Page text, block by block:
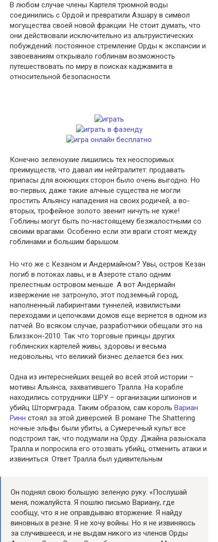
В любом случае члены Картеля трюмной воды
соединились с Ордой и превратили Азшару в символ
могущества своей новой фракции. Не стоит думать, что
они действовали исключительно из альтруистических
побуждений: постоянное стремление Орды к экспансии и
завоеваниям открывало гоблинам возможность
путешествовать по миру в поисках каджамита в
относительной безопасности.
Конечно зеленоухие лишились тех неоспоримых
преимуществ, что давал им нейтралитет: продавать
припасы для воюющих сторон было очень выгодно. Но
во-первых, даже такие алчные существа не могли
простить Альянсу нападения на своих родичей, а во-
вторых, трофейное золото звенит ничуть не хуже!
Гоблины могут быть по-настоящему безжалостными со
своими врагами. Особенно если эти враги стоят между
гоблинами и большим барышом.
Но что же с Кезаном и Андермайном? Увы, остров Кезан
погиб в потоках лавы, и в Азероте стало одним
прелестным островом меньше. А вот Андермайн
извержение не затронуло, этот подземный город,
наполненный лабиринтами туннелей, извилистыми
переходами и цепочками домов еще вернется в одном из
патчей. Во всяком случае, разработчики обещали это на
Близзкон-2010. Так что торговые принцы других
гоблинских картелей живы, здоровы и весьма
недовольны, что великий бизнес делается без них.
Одна из интереснейших вещей во всей этой истории –
мотивы Альянса, захватившего Тралла. На корабле
находились сотрудники ШРУ – организации шпионов и
убийц Штормграда. Таким образом, сам король Вариан
Ринн стоял за этой диверсией. В романе The Shattering
ночные эльфы были убиты, а Сумеречный культ все
подстроил так, что подумали на Орду. Джайна разыскала
Тралла и попросила его отозвать убийц, отменить атаки и
извиниться. Ответ Тралла был удивительным
Он поднял свою большую зеленую руку. «Послушай
меня, пожалуйста. Я пошлю письмо Вариану, где
сообщу, что я не оправдываю вторжение. Я найду
виновных в резне. Я не хочу войны. Но я не извиняюсь
за случившееся, и не выдам никого из членов Орды